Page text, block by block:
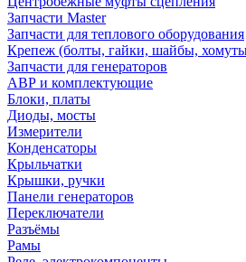
Запчасти Master
Запчасти для теплового оборудования
Крепеж (болты, гайки, шайбы,
Запчасти для генераторов
АВР и комплектующие
Блоки, платы
Диоды, мосты
Измерители
Конденсаторы
Крыльчатки
Крышки, ручки
Панели генераторов
Переключатели
Разъёмы
Рамы